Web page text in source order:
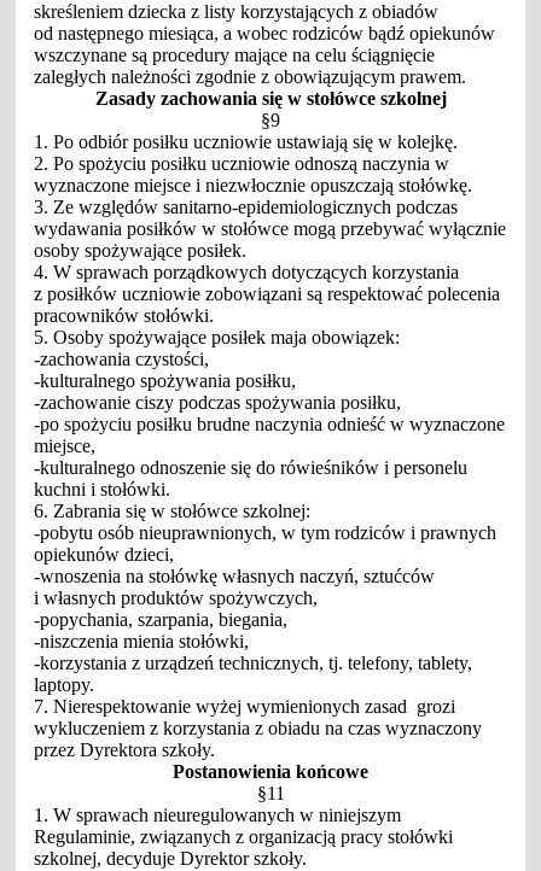
skreśleniem dziecka z listy korzystających z obiadów
od następnego miesiąca, a wobec rodziców bądź opiekunów
wszczynane są procedury mające na celu ściągnięcie
zaległych należności zgodnie z obowiązującym prawem.
Zasady zachowania się w stołówce szkolnej
§9
1. Po odbiór posiłku uczniowie ustawiają się w kolejkę.
2. Po spożyciu posiłku uczniowie odnoszą naczynia w
wyznaczone miejsce i niezwłocznie opuszczają stołówkę.
3. Ze względów sanitarno-epidemiologicznych podczas
wydawania posiłków w stołówce mogą przebywać wyłącznie
osoby spożywające posiłek.
4. W sprawach porządkowych dotyczących korzystania
z posiłków uczniowie zobowiązani są respektować polecenia
pracowników stołówki.
5. Osoby spożywające posiłek maja obowiązek:
-zachowania czystości,
-kulturalnego spożywania posiłku,
-zachowanie ciszy podczas spożywania posiłku,
-po spożyciu posiłku brudne naczynia odnieść w wyznaczone
miejsce,
-kulturalnego odnoszenie się do rówieśników i personelu
kuchni i stołówki.
6. Zabrania się w stołówce szkolnej:
-pobytu osób nieuprawnionych, w tym rodziców i prawnych
opiekunów dzieci,
-wnoszenia na stołówkę własnych naczyń, sztućców
i własnych produktów spożywczych,
-popychania, szarpania, biegania,
-niszczenia mienia stołówki,
-korzystania z urządzeń technicznych, tj. telefony, tablety,
laptopy.
7. Nierespektowanie wyżej wymienionych zasad grozi
wykluczeniem z korzystania z obiadu na czas wyznaczony
przez Dyrektora szkoły.
Postanowienia końcowe
§11
1. W sprawach nieuregulowanych w niniejszym
Regulaminie, związanych z organizacją pracy stołówki
szkolnej, decyduje Dyrektor szkoły.